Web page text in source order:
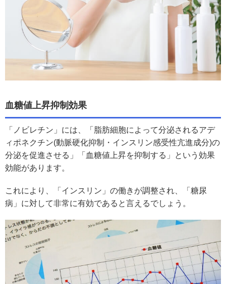
血糖値上昇抑制効果
「ノビレチン」には、「脂肪細胞によって分泌されるアデ
ィポネクチン(動脈硬化抑制・インスリン感受性亢進成分)の
分泌を促進させる」「血糖値上昇を抑制する」という効果
効能があります。
これにより、「インスリン」の働きが調整され、「糖尿
病」に対して非常に有効であると言えるでしょう。